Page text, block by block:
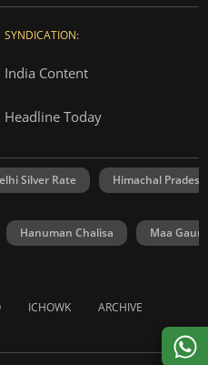
SYNDICATION:
India Content
Headline Today
Silver Rate Himachal
Hanuman Chalisa Maa Gauri
ICHOWK ARCHIVE